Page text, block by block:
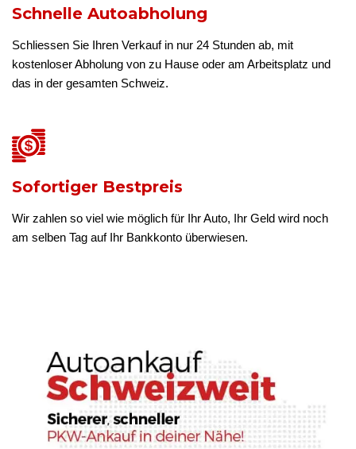
Schnelle Autoabholung
Schliessen Sie Ihren Verkauf in nur 24 Stunden ab, mit
kostenloser Abholung von zu Hause oder am Arbeitsplatz und
das in der gesamten Schweiz.
Sofortiger Bestpreis
Wir zahlen so viel wie möglich für Ihr Auto, Ihr Geld wird noch
am selben Tag auf Ihr Bankkonto überwiesen.